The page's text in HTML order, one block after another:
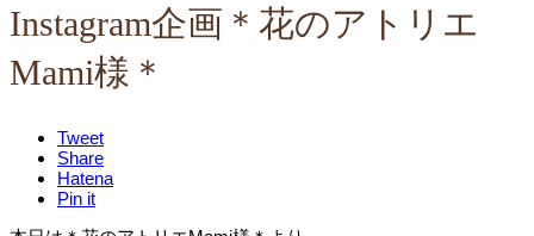
Instagram企画＊花のアトリエ
Mami様＊
Tweet
Share
Hatena
Pin it